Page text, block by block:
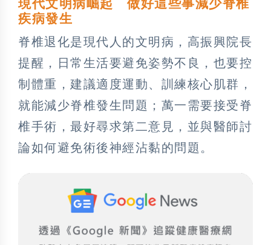
現代文明病崛起 做好這些事減少脊椎
疾病發生
脊椎退化是現代人的文明病，高振興院長
提醒，日常生活要避免姿勢不良，也要控
制體重，建議適度運動、訓練核心肌群，
就能減少脊椎發生問題；萬一需要接受脊
椎手術，最好尋求第二意見，並與醫師討
論如何避免術後神經沾黏的問題。